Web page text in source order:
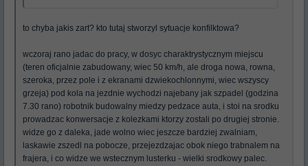
to chyba jakis zart? kto tutaj stworzyl sytuacje konfilktowa?
wczoraj rano jadac do pracy, w dosyc charaktrystycznym miejscu
(teren oficjalnie zabudowany, wiec 50 km/h, ale droga nowa, rowna,
szeroka, przez pole i z ekranami dzwiekochlonnymi, wiec wszyscy
grzeja) pod kola na jezdnie wychodzi najebany jak szpadel (godzina
7.30 rano) robotnik budowalny miedzy pedzace auta, i stoi na srodku
prowadzac konwersacje z kolezkami ktorzy zostali po drugiej stronie.
widze go z daleka, jade wolno wiec jeszcze bardziej zwalniam,
laskawie zszedl na pobocze, przejezdzajac obok niego trabnalem na
frajera, i co widze we wstecznym lusterku - wielki srodkowy palec.